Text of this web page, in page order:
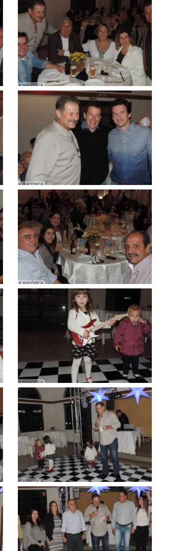
para
ampliar
Clique
ampliar
Clique
para
ampliar
Clique
Clique
para
ampliar
Clique
para
ampliar